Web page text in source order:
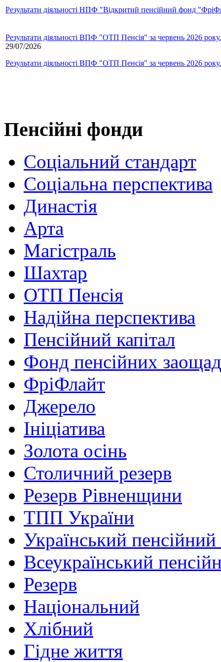
Результати діяльності НПФ "Відкритий пенсійний фонд
Результати діяльності ВПФ "ОТП Пенсія" за червень 2026 року.
29/07/2026
Результати діяльності ВПФ "ОТП Пенсія" за червень 2026 року.
Пенсійні фонди
Соціальний стандарт
Соціальна перспектива
Династія
Арта
Магістраль
Шахтар
ОТП Пенсія
Надійна перспектива
Пенсійний капітал
Фонд пенсійних
ФріФлайт
Джерело
Ініціатива
Золота осінь
Столичний резерв
Резерв Рівненщини
ТПП України
Український
Всеукраїнський
Резерв
Національний
Хлібний
Гідне життя